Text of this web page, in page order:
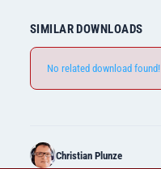
SIMILAR DOWNLOADS
No related download found!
Christian Plunze